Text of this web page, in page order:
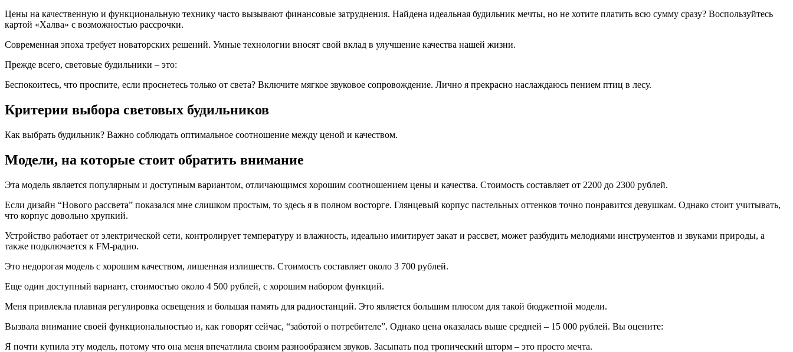
Цены на качественную и функциональную технику часто вызывают финансовые затруднения. Найдена идеальная будильник мечты, но не хотите платить всю сумму сразу? Воспользуйтесь
картой «Халва» с возможностью рассрочки.
Современная эпоха требует новаторских решений. Умные технологии вносят свой вклад в улучшение качества нашей жизни.
Прежде всего, световые будильники – это:
Беспокоитесь, что проспите, если проснетесь только от света? Включите мягкое звуковое сопровождение. Лично я прекрасно наслаждаюсь пением птиц в лесу.
Критерии выбора световых будильников
Как выбрать будильник? Важно соблюдать оптимальное соотношение между ценой и качеством.
Модели, на которые стоит обратить внимание
Эта модель является популярным и доступным вариантом, отличающимся хорошим соотношением цены и качества. Стоимость составляет от 2200 до 2300 рублей.
Если дизайн “Нового рассвета” показался мне слишком простым, то здесь я в полном восторге. Глянцевый корпус пастельных оттенков точно понравится девушкам. Однако стоит учитывать,
что корпус довольно хрупкий.
Устройство работает от электрической сети, контролирует температуру и влажность, идеально имитирует закат и рассвет, может разбудить мелодиями инструментов и звуками природы, а
также подключается к FM-радио.
Это недорогая модель с хорошим качеством, лишенная излишеств. Стоимость составляет около 3 700 рублей.
Еще один доступный вариант, стоимостью около 4 500 рублей, с хорошим набором функций.
Меня привлекла плавная регулировка освещения и большая память для радиостанций. Это является большим плюсом для такой бюджетной модели.
Вызвала внимание своей функциональностью и, как говорят сейчас, “заботой о потребителе”. Однако цена оказалась выше средней – 15 000 рублей. Вы оцените:
Я почти купила эту модель, потому что она меня впечатлила своим разнообразием звуков. Засыпать под тропический шторм – это просто мечта.